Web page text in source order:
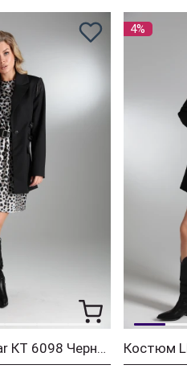
Костюм LM.Wear КТ 6098 Черный, мультиколор
4%